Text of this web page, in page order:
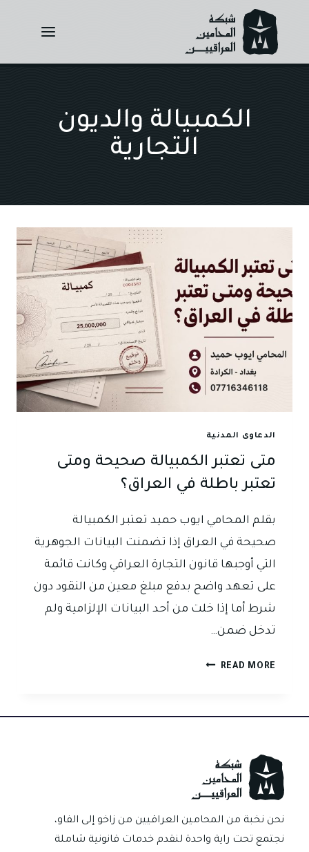
content
الكمبيالة والديون
التجارية
الدعاوى المدنية
متى تعتبر الكمبيالة صحيحة ومتى
تعتبر باطلة في العراق؟
بقلم المحامي ايوب حميد تعتبر الكمبيالة
صحيحة في العراق إذا تضمنت البيانات الجوهرية
التي أوجبها قانون التجارة العراقي وكانت قائمة
على تعهد واضح بدفع مبلغ معين من النقود دون
شرط أما إذا خلت من أحد البيانات الإلزامية ولم
تدخل ضمن…
READ MORE متى
صحيحة
باطلة
في
العراق؟
نحن نخبة من المحامين العراقيين من زاخو إلى الفاو،
نجتمع تحت راية واحدة لنقدم خدمات قانونية شاملة